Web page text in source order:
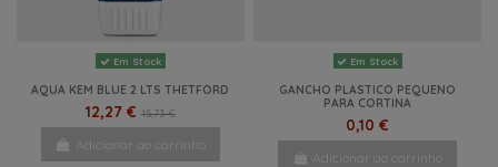
Em Stock
AQUA KEM BLUE 2 LTS THETFORD
12,27 € 15,73 €
Adicionar ao carrinho
Em Stock
GANCHO PLASTICO PEQUENO
PARA CORTINA
0,10 €
Adicionar ao carrinho